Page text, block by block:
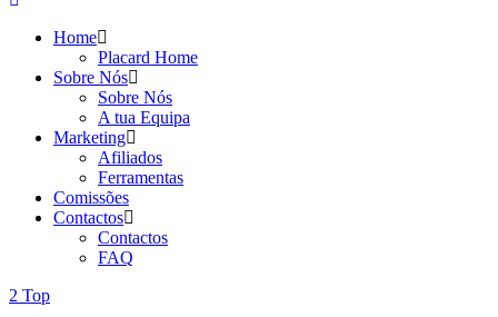
Home
Placard Home
Sobre Nós
Sobre Nós
A tua Equipa
Marketing
Afiliados
Ferramentas
Comissões
Contactos
Contactos
FAQ
Top